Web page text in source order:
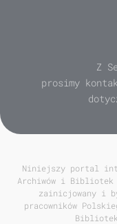
Z
prosimy
Niniejszy portal
Archiwów i Bibliotek
zainicjowany i
pracowników